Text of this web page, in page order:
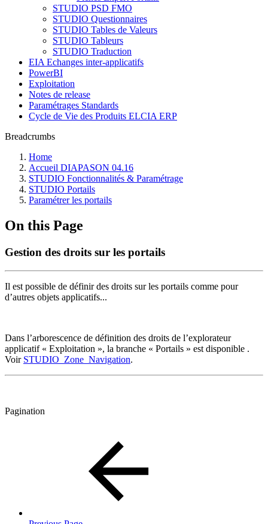
STUDIO PSD FMO
STUDIO Questionnaires
STUDIO Tables de Valeurs
STUDIO Tableurs
STUDIO Traduction
EIA Echanges inter-applicatifs
PowerBI
Exploitation
Notes de release
Paramétrages Standards
Cycle de Vie des Produits ELCIA ERP
Breadcrumbs
Home
Accueil DIAPASON 04.16
STUDIO Fonctionnalités & Paramétrage
STUDIO Portails
Paramétrer les portails
On this Page
Gestion des droits sur les portails
Il est possible de définir des droits sur les portails comme pour
d’autres objets applicatifs...
Dans l’arborescence de définition des droits de l’explorateur
applicatif « Exploitation », la branche « Portails » est disponible .
Voir STUDIO_Zone_Navigation.
Pagination